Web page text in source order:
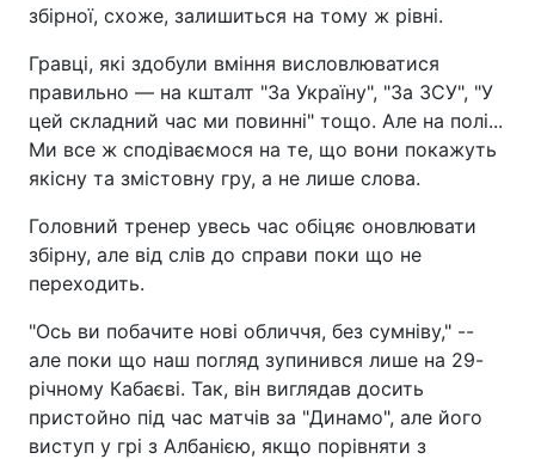
збірної, схоже, залишиться на тому ж рівні.
Гравці, які здобули вміння висловлюватися
правильно — на кшталт "За Україну", "За ЗСУ", "У
цей складний час ми повинні" тощо. Але на полі...
Ми все ж сподіваємося на те, що вони покажуть
якісну та змістовну гру, а не лише слова.
Головний тренер увесь час обіцяє оновлювати
збірну, але від слів до справи поки що не
переходить.
"Ось ви побачите нові обличчя, без сумніву," --
але поки що наш погляд зупинився лише на 29-
річному Кабаєві. Так, він виглядав досить
пристойно під час матчів за "Динамо", але його
виступ у грі з Албанією, якщо порівняти з